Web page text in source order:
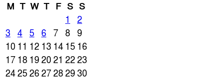
M T W T F S S
1
2
3
4 5 6 7 8
9
10 11 12 13 14 15 16
17 18 192021 2223
24252627282930